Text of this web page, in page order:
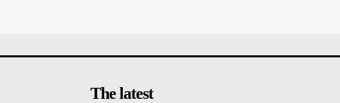
The latest